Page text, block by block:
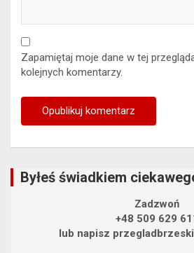
Zapamiętaj moje dane w tej
kolejnych komentarzy.
Byłeś świadkiem
Zadzwoń
+48 509 629
lub napisz